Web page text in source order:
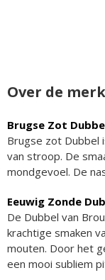
Over de
Brugse Zot
Brugse zot Dubbel
van stroop. De
mondgevoel. De
Eeuwig Zonde
De Dubbel van
krachtige smaken
mouten. Door het
een mooi subliem